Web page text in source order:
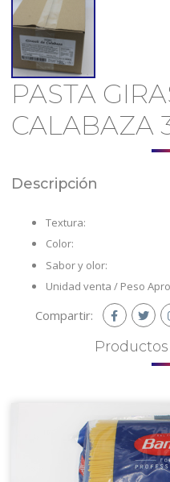
PASTA
CALABAZA
Descripción
Textura:
Color:
Sabor y olor:
Unidad venta / Peso
Compartir:
Productos